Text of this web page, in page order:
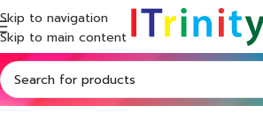
Skip to navigation
Skip to main content
Home Shop Laptops Latitude Laptops